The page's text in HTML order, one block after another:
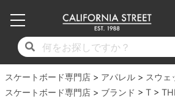
スケートボード専門店 アパレル スウェ
スケートボード専門店
ブランド T
17時までのご注文は当日発送！
11,000円以上で送料無料！
毎月1日はポイント5倍！10日と20日は3
17時までのご注文は当日発送！
11,000円以上で送料無料！
毎月1日はポイント5倍！10日と20日は3
子供用デッキ
7.0inch以下
17時までのご注文は当日発送！
11,000円以上で送料無料！
毎月1日はポイント5倍！10日と20日は3
7.0inch以下
7.2inch
17時までのご注文は当日発送！
11,000円以上で送料無料！
毎月1日はポイント5倍！10日と20日は3
50mm
51mm
17時までのご注文は当日発送！
11,000円以上で送料無料！
毎月1日はポイント5倍！10日と20日は3
20cm
21cm
17時までのご注文は当日発送！
11,000円以上で送料無料！
毎月1日はポイント5倍！10日と20日は3
17時までのご注文は当日発送！
11,000円以上で送料無料！
毎月1日はポイント5倍！10日と20日は3
17時までのご注文は当日発送！
11,000円以上で送料無料！
毎月1日はポイント5倍！10日と20日は3
17時までのご注文は当日発送！
11,000円以上で送料無料！
毎月1日はポイント5倍！10日と20日は3